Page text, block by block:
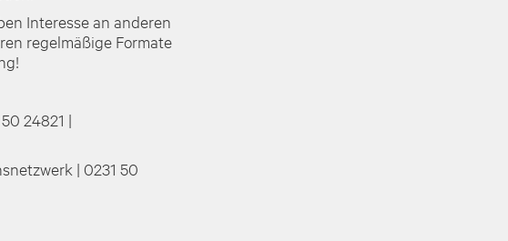
Interesse an anderen
regelmäßige Formate
24821 |
| 0231 50